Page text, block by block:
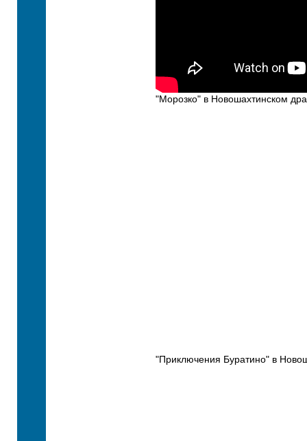
"Морозко" в Новошахтинском
"Приключения Буратино" в